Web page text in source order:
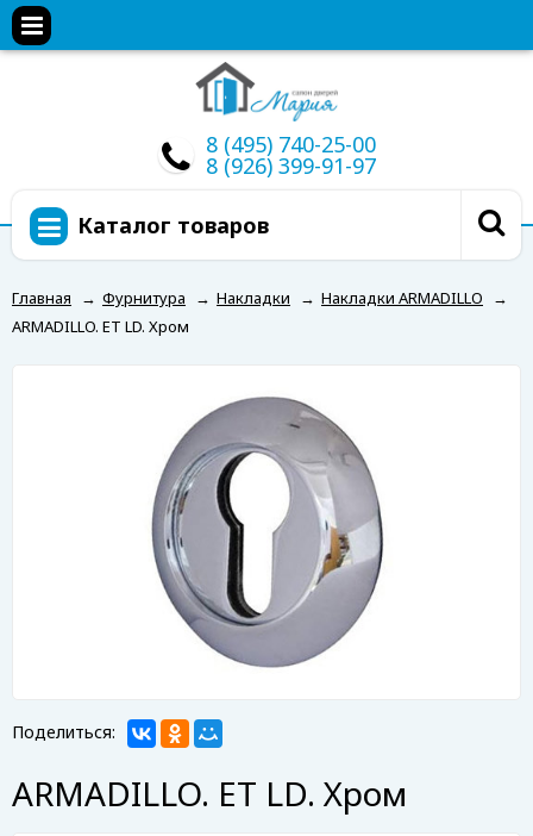
8 (495) 740-25-00
8 (926) 399-91-97
Каталог товаров
Главная → Фурнитура → Накладки → Накладки ARMADILLO
→
ARMADILLO. ET LD. Хром
Поделиться:
ARMADILLO. ET LD. Хром